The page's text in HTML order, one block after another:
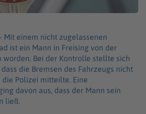
Mit einem nicht zugelassenen
ist ein Mann in Freising von der
worden. Bei der Kontrolle stellte sich
die Bremsen des Fahrzeugs nicht
Polizei mitteilte. Eine
davon aus, dass der Mann sein
ließ.